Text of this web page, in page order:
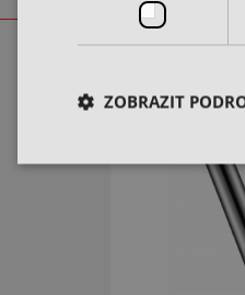
1 295 Kč
ZOBRAZIT